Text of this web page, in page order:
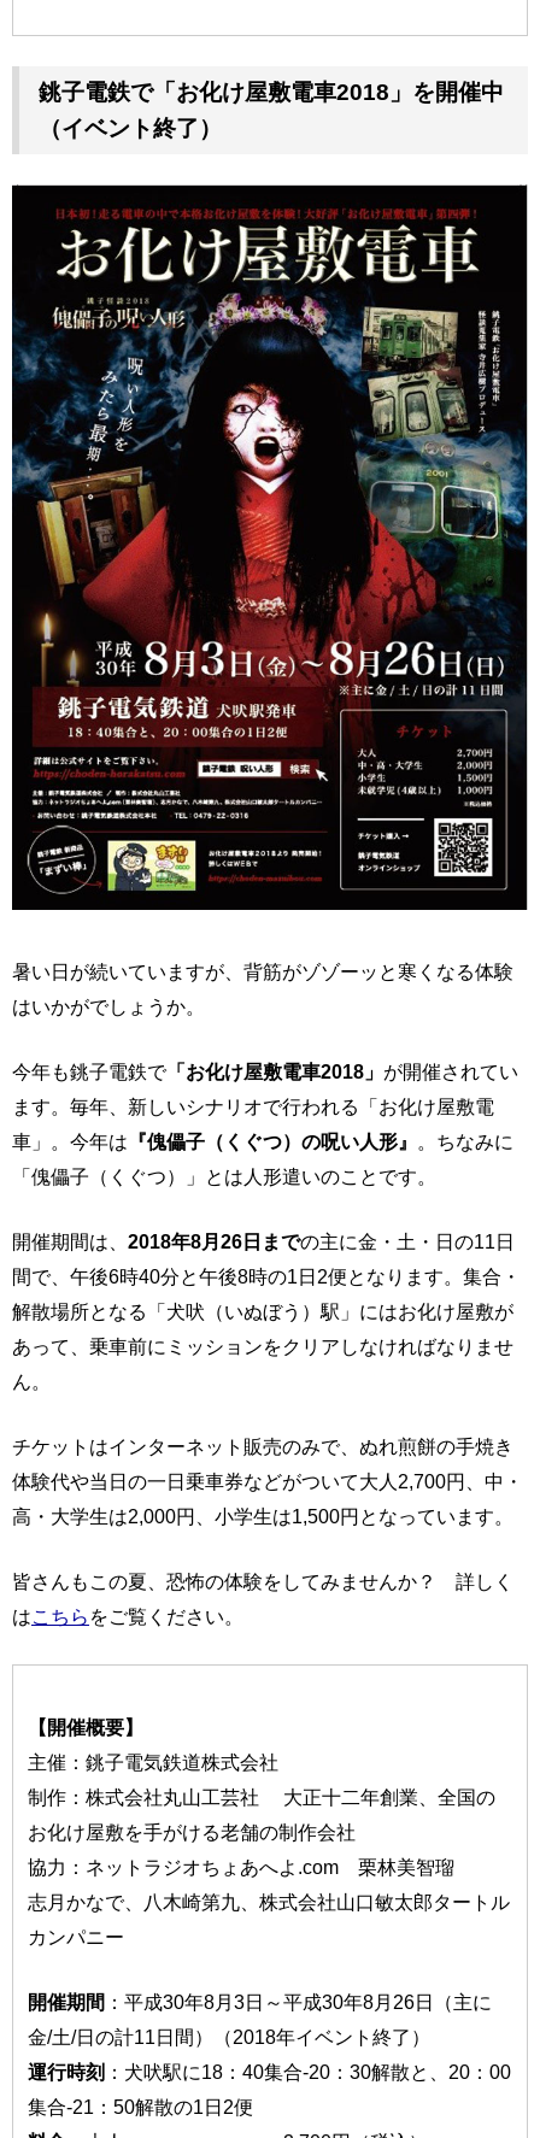
銚子電鉄で「お化け屋敷電車2018」を開催中
（イベント終了）
暑い日が続いていますが、背筋がゾゾーッと寒くなる体験
はいかがでしょうか。
今年も銚子電鉄で「お化け屋敷電車2018」 が開催されてい
ます。毎年、新しいシナリオで行われる「お化け屋敷電
車」。今年は 『傀儡子（くぐつ）の呪い人形』
。ちなみに
「傀儡子（くぐつ）」とは人形遣いのことです。
開催期間は、 2018年8月26日までの主に金・土・日の11日
間で、午後6時40分と午後8時の1日2便となります。集合・
解散場所となる「犬吠（いぬぼう）駅」にはお化け屋敷が
あって、乗車前にミッションをクリアしなければなりませ
ん。
チケットはインターネット販売のみで、ぬれ煎餅の手焼き
体験代や当日の一日乗車券などがついて大人2,700円、中・
高・大学生は2,000円、小学生は1,500円となっています。
皆さんもこの夏、恐怖の体験をしてみませんか？ 詳しく
はこちら をご覧ください。
【開催概要】
主催：銚子電気鉄道株式会社
制作：株式会社丸山工芸社 大正十二年創業、全国の
お化け屋敷を手がける老舗の制作会社
協力：ネットラジオちょあへよ.com 栗林美智瑠
志月かなで、八木崎第九、株式会社山口敏太郎タートル
カンパニー
開催期間 ：平成30年8月3日～平成30年8月26日（主に
金/土/日の計11日間）（2018年イベント終了）
運行時刻 ：犬吠駅に18：40集合-20：30解散と、20：00
集合-21：50解散の1日2便